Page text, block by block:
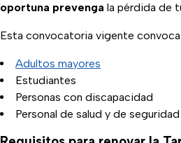
oportuna prevenga la pérdida de
Esta convocatoria vigente convoca
Adultos mayores
Estudiantes
Personas con discapacidad
Personal de salud y de